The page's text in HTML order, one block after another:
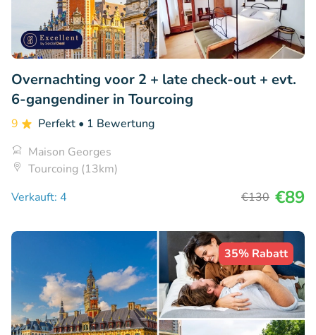
Overnachting voor 2 + late check-out + evt.
6-gangendiner in Tourcoing
9 Perfekt • 1 Bewertung
Maison Georges
Tourcoing (13km)
Verkauft: 4
€130 €89
35% Rabatt